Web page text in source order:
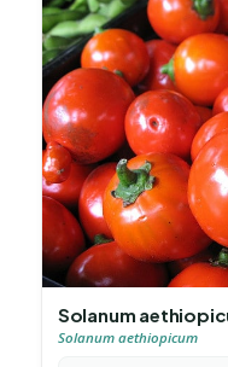
Solanum
Solanum aethiopicum